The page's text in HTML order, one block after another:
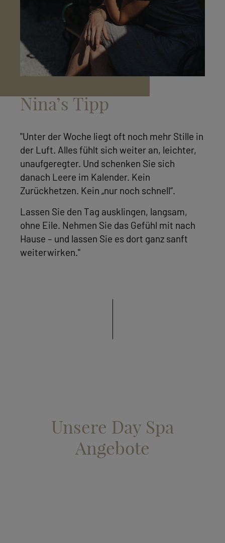
Nina’s Tipp
"Unter der Woche liegt oft noch mehr Stille in
der Luft. Alles fühlt sich weiter an, leichter,
unaufgeregter. Und schenken Sie sich
danach Leere im Kalender. Kein
Zurückhetzen. Kein „nur noch schnell“.
Lassen Sie den Tag ausklingen, langsam,
ohne Eile. Nehmen Sie das Gefühl mit nach
Hause – und lassen Sie es dort ganz sanft
weiterwirken."
Unsere Day Spa
Angebote